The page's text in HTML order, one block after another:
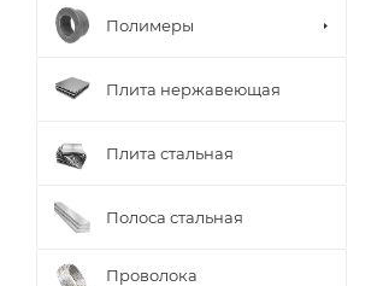
Полимеры
Плита нержавеющая
Плита стальная
Полоса стальная
Проволока